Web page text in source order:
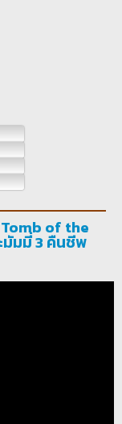
of the
มัมมี่ 3 คืนชีพ